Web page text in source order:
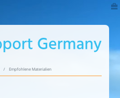
Empfohlene Materialien